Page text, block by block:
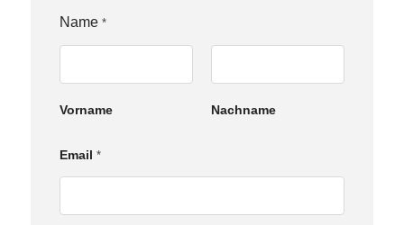
Name *
Vorname Nachname
Email *